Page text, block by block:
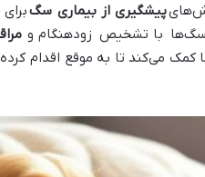
پیشگیری از بیماری سگ
با تشخیص زودهنگام و
کمک می‌کند تا به موقع اقدام